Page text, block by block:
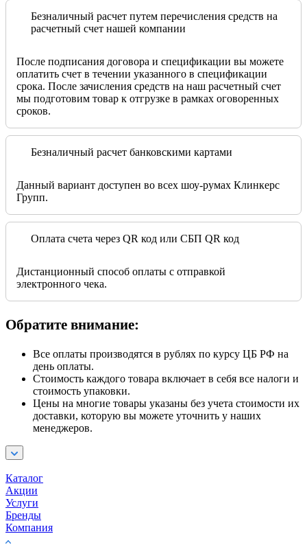
Безналичный расчет путем перечисления средств на
расчетный счет нашей компании
После подписания договора и спецификации вы можете
оплатить счет в течении указанного в спецификации
срока. После зачисления средств на наш расчетный счет
мы подготовим товар к отгрузке в рамках оговоренных
сроков.
Безналичный расчет банковскими картами
Данный вариант доступен во всех шоу-румах Клинкерс
Групп.
Оплата счета через QR код или СБП QR код
Дистанционный способ оплаты с отправкой
электронного чека.
Обратите внимание:
Все оплаты производятся в рублях по курсу ЦБ РФ на
день оплаты.
Стоимость каждого товара включает в себя все налоги и
стоимость упаковки.
Цены на многие товары указаны без учета стоимости их
доставки, которую вы можете уточнить у наших
менеджеров.
Каталог
Акции
Услуги
Бренды
Компания